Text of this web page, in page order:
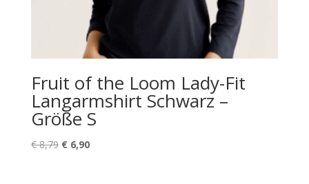
Fruit of the Loom Lady-Fit
Langarmshirt Schwarz –
Größe S
€8,79 Ursprünglicher
€6,90Aktueller